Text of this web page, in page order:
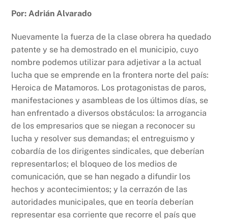
c
e
b
o
o
k
at
s
A
p
p
nt
y
Li
n
k
Por: Adrián Alvarado
Nuevamente la fuerza de la clase obrera ha quedado
patente y se ha demostrado en el municipio, cuyo
nombre podemos utilizar para adjetivar a la actual
lucha que se emprende en la frontera norte del país:
Heroica de Matamoros. Los protagonistas de paros,
manifestaciones y asambleas de los últimos días, se
han enfrentado a diversos obstáculos: la arrogancia
de los empresarios que se niegan a reconocer su
lucha y resolver sus demandas; el entreguismo y
cobardía de los dirigentes sindicales, que deberían
representarlos; el bloqueo de los medios de
comunicación, que se han negado a difundir los
hechos y acontecimientos; y la cerrazón de las
autoridades municipales, que en teoría deberían
representar esa corriente que recorre el país que